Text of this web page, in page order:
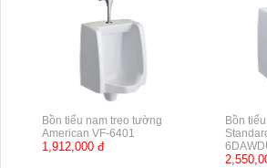
Bồn tiểu nam treo tường
American VF-6401
1,912,000 đ
Bồn